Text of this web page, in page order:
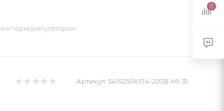
терморегулятором
Артикул: 541S250KS14-220B-M1-31
0